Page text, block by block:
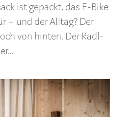
ist gepackt, das E-Bike
– und der Alltag? Der
von hinten. Der Radl-